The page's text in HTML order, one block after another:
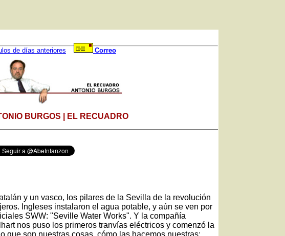
de días anteriores Correo
BURGOS | EL RECUADRO
y un vasco, los pilares de la Sevilla de la revolución
Ingleses instalaron el agua potable, y aún se ven por
SWW: "Seville Water Works". Y la compañía
nos puso los primeros tranvías eléctricos y comenzó la
que son nuestras cosas, cómo las hacemos nuestras: